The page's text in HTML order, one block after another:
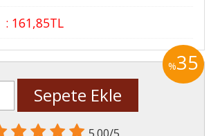
: 161,85TL
%35
Sepete Ekle